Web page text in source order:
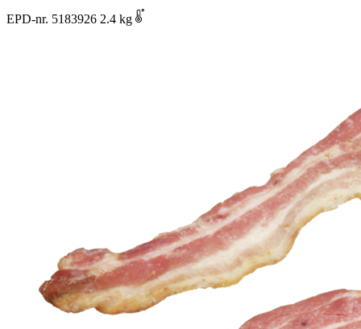
EPD-nr. 5183926 2.4 kg